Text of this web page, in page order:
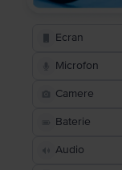
Ecran
Microfon
Camere
Baterie
Audio